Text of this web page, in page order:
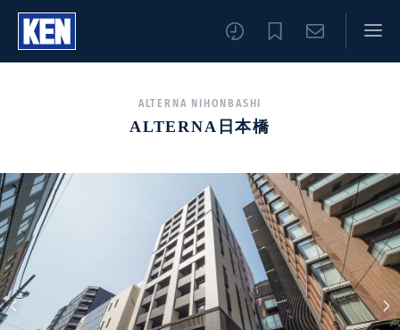
ALTERNA NIHONBASHI
ALTERNA日本橋